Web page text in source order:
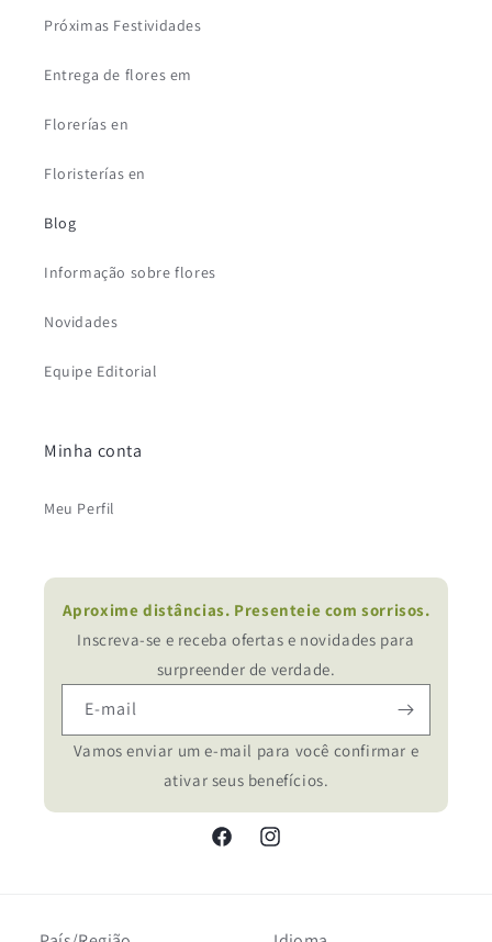
Próximas Festividades
Entrega de flores em
Florerías en
Floristerías en
Blog
Informação sobre flores
Novidades
Equipe Editorial
Minha conta
Meu Perfil
Aproxime distâncias. Presenteie com sorrisos.
Inscreva-se e receba ofertas e novidades para
surpreender de verdade.
E-mail
Vamos enviar um e-mail para você confirmar e
ativar seus benefícios.
FacebookInstagram